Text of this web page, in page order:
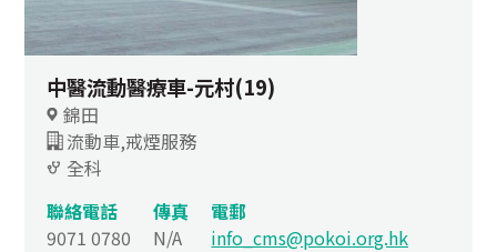
中醫流動醫療車-元村(19)
錦田
流動車,戒煙服務
全科
聯絡電話
9071 0780
傳真
N/A
電郵
info_cms@pokoi.org.hk